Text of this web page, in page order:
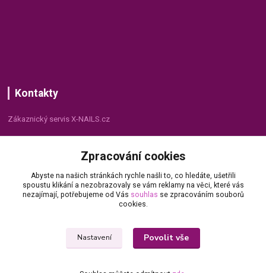
Kontakty
Zákaznický servis X-NAILS.cz
+420 735 055 075
(Po - Pá, 8 - 16 hod.)
info@x-nails.cz
Zpracování cookies
Abyste na našich stránkách rychle našli to, co hledáte, ušetřili
spoustu klikání a nezobrazovaly se vám reklamy na věci, které vás
nezajímají, potřebujeme od Vás souhlas se zpracováním souborů
cookies.
Nastavení Povolit vše